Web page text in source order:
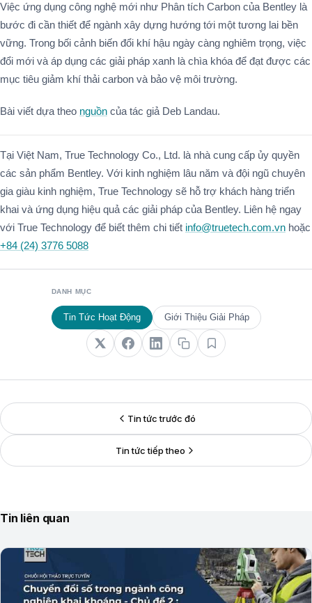
Việc ứng dụng công nghệ mới như Phân tích Carbon của Bentley là
bước đi cần thiết để ngành xây dựng hướng tới một tương lai bền
vững. Trong bối cảnh biến đổi khí hậu ngày càng nghiêm trọng, việc
đổi mới và áp dụng các giải pháp xanh là chìa khóa để đạt được các
mục tiêu giảm khí thải carbon và bảo vệ môi trường.
Bài viết dựa theo nguồn của tác giả Deb Landau.
Tại Việt Nam, True Technology Co., Ltd. là nhà cung cấp ủy quyền
các sản phẩm Bentley. Với kinh nghiệm lâu năm và đội ngũ chuyên
gia giàu kinh nghiệm, True Technology sẽ hỗ trợ khách hàng triển
khai và ứng dụng hiệu quả các giải pháp của Bentley. Liên hệ ngay
với True Technology để biết thêm chi tiết info@truetech.com.vn hoặc
+84 (24) 3776 5088
DANH MỤC
Tin Tức Hoạt Động Giới Thiệu Giải Pháp
Tin tức trước đó
Tin tức tiếp theo
Tin liên quan